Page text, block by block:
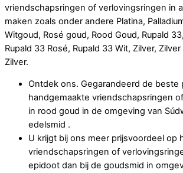
vriendschapsringen of verlovingsringen in
maken zoals onder andere Platina,
Witgoud, Rosé goud, Rood Goud, Rupald
Rupald 33 Rosé, Rupald 33 Wit, Zilver,
Zilver.
Ontdek ons. Gegarandeerd de beste
handgemaakte vriendschapsringen
in rood goud in de omgeving van
edelsmid .
U krijgt bij ons meer prijsvoordeel op
vriendschapsringen of
epidoot dan bij de goudsmid in